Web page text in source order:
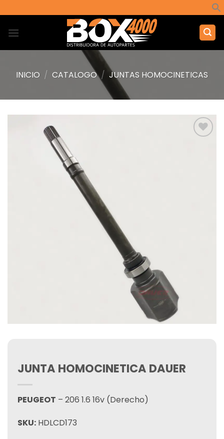
al
contenido
INICIO / CATALOGO / JUNTAS HOMOCINETICAS
JUNTA HOMOCINETICA DAUER
PEUGEOT – 206 1.6 16v (Derecho)
SKU: HDLCD173